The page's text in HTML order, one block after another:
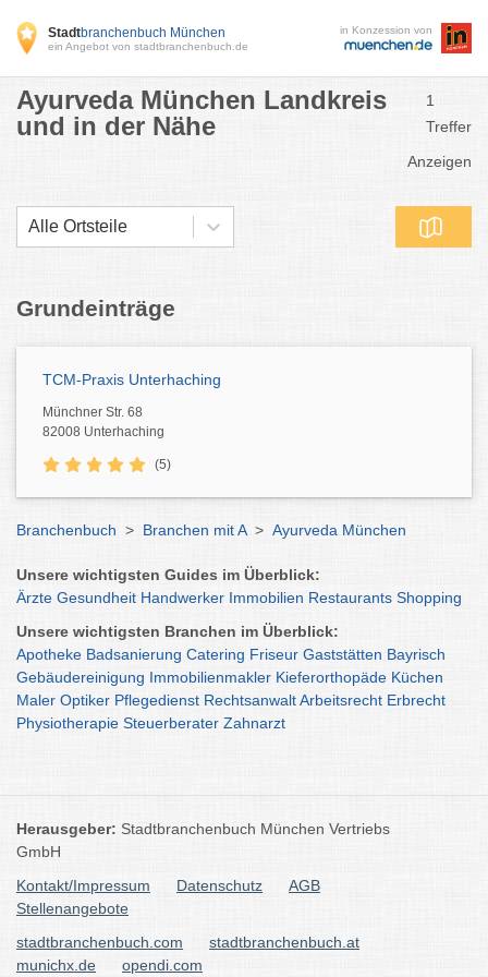
Stadtbranchenbuch München
ein Angebot von stadtbranchenbuch.de
in Konzession von
Ayurveda München Landkreis
und in der Nähe
1
Treffer
Anzeigen
Alle Ortsteile
Grundeinträge
TCM-Praxis Unterhaching
Münchner Str. 68
82008 Unterhaching
(5)
Branchenbuch > Branchen mit A > Ayurveda München
Unsere wichtigsten Guides im Überblick:
Ärzte Gesundheit Handwerker Immobilien Restaurants Shopping
Unsere wichtigsten Branchen im Überblick:
Apotheke Badsanierung Catering Friseur Gaststätten Bayrisch
Gebäudereinigung Immobilienmakler Kieferorthopäde Küchen
Maler Optiker Pflegedienst RechtsanwaltArbeitsrecht Erbrecht
Physiotherapie Steuerberater Zahnarzt
Herausgeber: Stadtbranchenbuch München Vertriebs
GmbH
Kontakt/Impressum
Datenschutz
AGB
Stellenangebote
stadtbranchenbuch.com
stadtbranchenbuch.at
munichx.de
opendi.com